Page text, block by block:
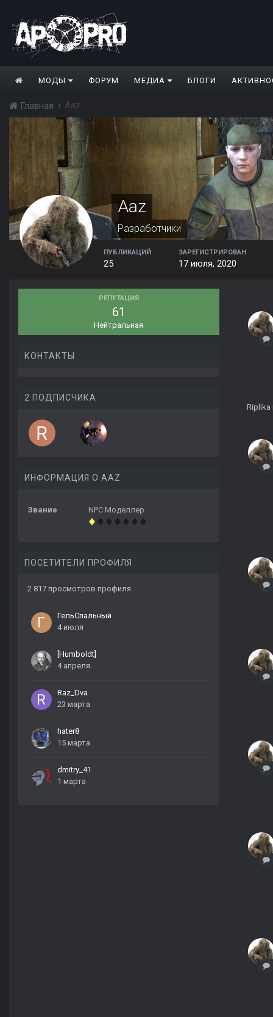
МОДЫ ФОРУМ МЕДИА БЛОГИ
Главная Aaz
Aaz
Разработчики
ПУБЛИКАЦИЙ
25
ЗАРЕГИСТРИРОВАН
17 июля, 2020
РЕПУТАЦИЯ
61
Нейтральная
КОНТАКТЫ
2 ПОДПИСЧИКА
ИНФОРМАЦИЯ О AAZ
Звание NPC Моделлер
ПОСЕТИТЕЛИ ПРОФИЛЯ
2 817 просмотров профиля
ГельСпальный
4 июля
[Humboldt]
4 апреля
Raz_Dva
23 марта
hater8
15 марта
dmitry_41
1 марта
Riplika